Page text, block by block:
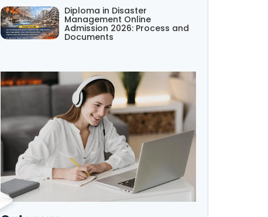
Diploma in Disaster
Management Online
Admission 2026: Process and
Documents